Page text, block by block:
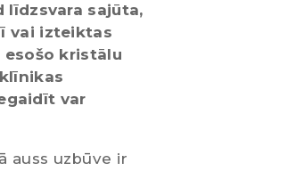
līdzsvara sajūta,
vai izteiktas
esošo kristālu
var
auss uzbūve ir